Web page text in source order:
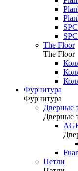
The Floor
The Floor
Фурнитура
Фурнитура
Дверные
Дверные
Петли